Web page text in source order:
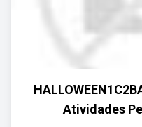
Atividades